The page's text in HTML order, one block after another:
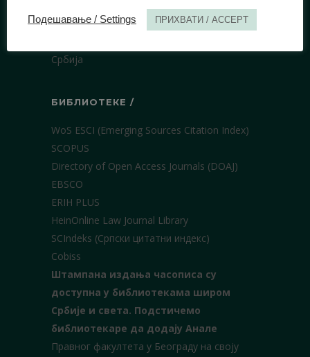
Булевар краља Александра 67
Србија
БИБЛИОТЕКЕ /
WoS ESCI (Emerging Sources Citation Index)
SCOPUS
Directory of Open Access Journals (DOAJ)
EBSCO
ERIH PLUS
HeinOnline Law Journal Library
SCIndeks (Српски цитатни индекс)
Cobiss
Штампана издања часописа су
доступна у библиотекама широм
Србије и света. Подстичемо
библиотекаре да додају Анале
Правног факултета у Београду на своју
Подешавање / Settings ПРИХВАТИ / ACCEPT